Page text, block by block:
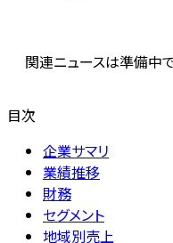
関連ニュースは準備中で
目次
企業サマリ
業績推移
財務
セグメント
地域別売上